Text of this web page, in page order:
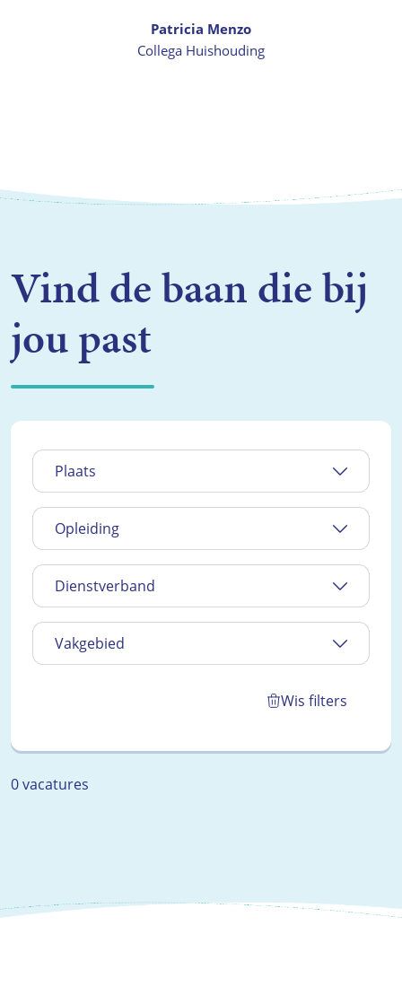
Patricia Menzo
Collega Huishouding
Vind de baan die bij
jou past
Plaats
Opleiding
Dienstverband
Vakgebied
Wis filters
0 vacatures